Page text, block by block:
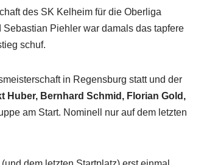
des SK Kelheim für die Oberliga
Piehler war damals das tapfere
schuf.
in Regensburg statt und der
Huber, Bernhard Schmid, Florian Gold,
am Start. Nominell nur auf dem letzten